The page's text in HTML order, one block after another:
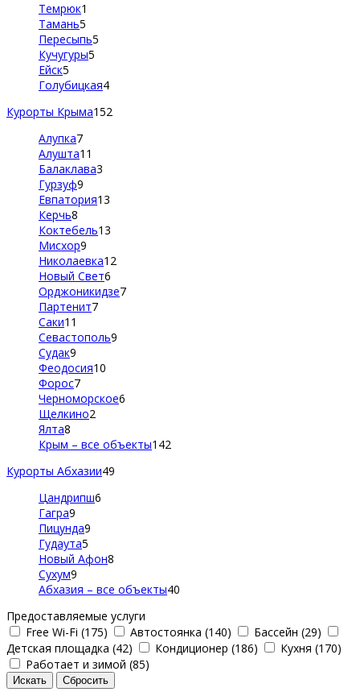
Темрюк1
Тамань5
Пересыпь5
Кучугуры5
Ейск5
Голубицкая4
Курорты Крыма152
Алупка7
Алушта11
Балаклава3
Гурзуф9
Евпатория13
Керчь8
Коктебель13
Мисхор9
Николаевка12
Новый Свет6
Орджоникидзе7
Партенит7
Саки11
Севастополь9
Судак9
Феодосия10
Форос7
Черноморское6
Щелкино2
Ялта8
Крым – все объекты142
Курорты Абхазии49
Цандрипш6
Гагра9
Пицунда9
Гудаута5
Новый Афон8
Сухум9
Абхазия – все объекты40
Предоставляемые услуги
Free Wi-Fi (175)
Автостоянка (140)
Бассейн (29)
Детская площадка (42)
Кондиционер (186)
Кухня (170)
Работает и зимой (85)